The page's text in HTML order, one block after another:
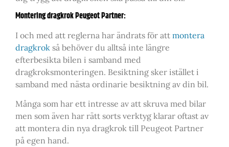
Montering dragkrok Peugeot Partner:
I och med att reglerna har ändrats för att montera
dragkrok så behöver du alltså inte längre
efterbesikta bilen i samband med
dragkroksmonteringen. Besiktning sker istället i
samband med nästa ordinarie besiktning av din bil.
Många som har ett intresse av att skruva med bilar
men som även har rätt sorts verktyg klarar oftast av
att montera din nya dragkrok till Peugeot Partner
på egen hand.